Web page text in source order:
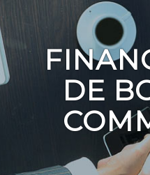
DE